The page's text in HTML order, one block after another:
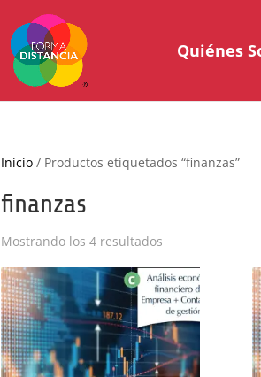
Quiénes
Inicio / Productos etiquetados “finanzas”
finanzas
Mostrando los 4 resultados
popularidad